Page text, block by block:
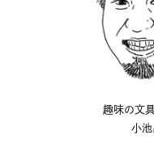
趣味の文
小池